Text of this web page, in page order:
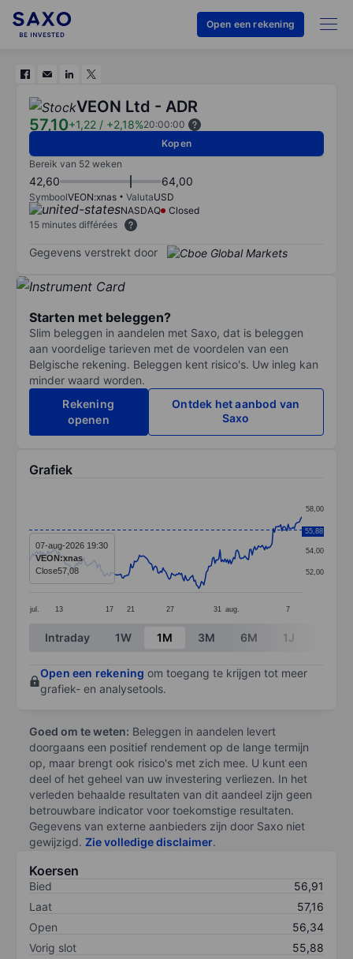
Open een rekening
VEON Ltd - ADR
57,10+1,22 / +2,18%20:00:00
Kopen
Bereik van 52 weken
42,60 64,00
SymboolVEON:xnas ValutaUSD
NASDAQ
Closed
15 minutes différées
Gegevens verstrekt door
Starten met beleggen?
Slim beleggen in aandelen met Saxo, dat is beleggen
aan voordelige tarieven met de voordelen van een
Belgische rekening. Beleggen kent risico's. Uw inleg kan
minder waard worden.
Rekening
openen
Ontdek het aanbod van
Saxo
Grafiek
The chart has 1 X axis displaying categories.
The chart has 1 Y axis displaying values. Data
jul. 13 17 21 27 31 aug. 7
52,00
54,00
56,00
58,00
55,88
07-aug-2026 19:30
VEON:xnas
Close57,08
End of interactive chart.
Intraday 1W 1M 3M 6M 1J
Open een rekening om toegang te krijgen tot meer
grafiek- en analysetools.
Goed om te weten: Beleggen in aandelen levert
doorgaans een positief rendement op de lange termijn
op, maar brengt ook risico's met zich mee. U kunt een
deel of het geheel van uw investering verliezen. In het
verleden behaalde resultaten van dit aandeel zijn geen
betrouwbare indicator voor toekomstige resultaten.
Gegevens van externe aanbieders zijn door Saxo niet
gewijzigd. Zie volledige disclaimer.
Koersen
Bied
56,91
Laat
57,16
Open
56,34
Vorig slot
55,88